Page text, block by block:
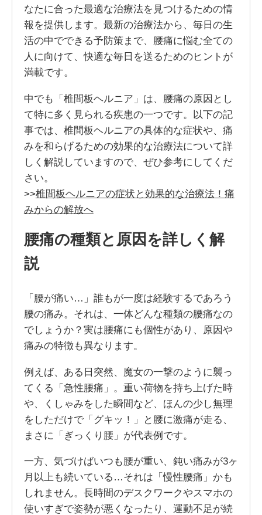
なたに合った最適な治療法を見つけるための情
報を提供します。最新の治療法から、毎日の生
活の中でできる予防策まで、腰痛に悩む全ての
人に向けて、快適な毎日を送るためのヒントが
満載です。
中でも「椎間板ヘルニア」は、腰痛の原因とし
て特に多く見られる疾患の一つです。以下の記
事では、椎間板ヘルニアの具体的な症状や、痛
みを和らげるための効果的な治療法について詳
しく解説していますので、ぜひ参考にしてくだ
さい。
>>椎間板ヘルニアの症状と効果的な治療法！痛
みからの解放へ
腰痛の種類と原因を詳しく解
説
「腰が痛い…」誰もが一度は経験するであろう
腰の痛み。それは、一体どんな種類の腰痛なの
でしょうか？実は腰痛にも個性があり、原因や
痛みの特徴も異なります。
例えば、ある日突然、魔女の一撃のように襲っ
てくる「急性腰痛」。重い荷物を持ち上げた時
や、くしゃみをした瞬間など、ほんの少し無理
をしただけで「グキッ！」と腰に激痛が走る、
まさに「ぎっくり腰」が代表例です。
一方、気づけばいつも腰が重い、鈍い痛みが3ヶ
月以上も続いている…それは「慢性腰痛」かも
しれません。長時間のデスクワークやスマホの
使いすぎで姿勢が悪くなったり、運動不足が続